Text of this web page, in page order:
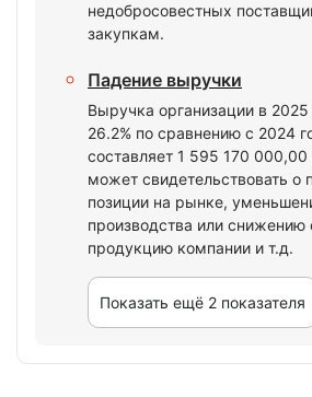
недобросовестных
закупкам.
Падение выручки
Выручка организации в 2025
26.2% по сравнению с 2024
составляет 1 595 170 000,00
может свидетельствовать о
позиции на рынке,
производства или снижению
продукцию компании и т.д.
Показать ещё 2 показателя